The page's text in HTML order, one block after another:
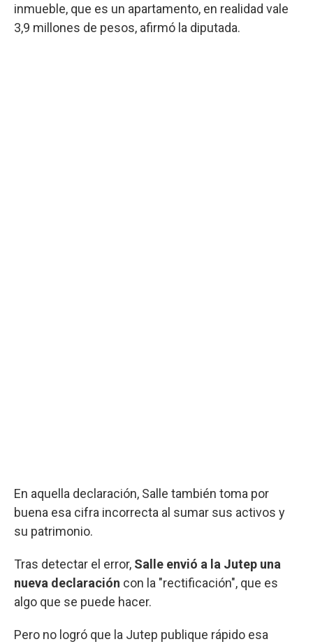
inmueble, que es un apartamento, en realidad vale
3,9 millones de pesos, afirmó la diputada.
En aquella declaración, Salle también toma por
buena esa cifra incorrecta al sumar sus activos y
su patrimonio.
Tras detectar el error, Salle envió a la Jutep una
nueva declaración con la "rectificación", que es
algo que se puede hacer.
Pero no logró que la Jutep publique rápido esa